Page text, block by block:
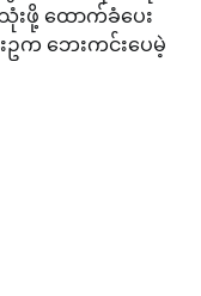
းဖို့ ထောက်ခံပေး
က ဘေးကင်းပေမဲ့